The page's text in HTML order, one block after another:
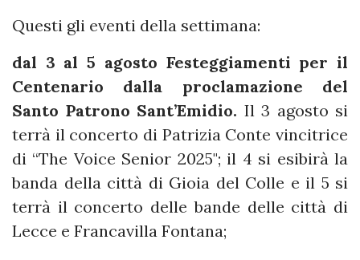
Questi gli eventi della settimana:
dal 3 al 5 agosto Festeggiamenti per il
Centenario dalla proclamazione del
Santo Patrono Sant’Emidio. Il 3 agosto si
terrà il concerto di Patrizia Conte vincitrice
di “The Voice Senior 2025"; il 4 si esibirà la
banda della città di Gioia del Colle e il 5 si
terrà il concerto delle bande delle città di
Lecce e Francavilla Fontana;